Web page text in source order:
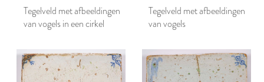
Tegelveld met afbeeldingen
van vogels in een cirkel
Tegelveld met afbeeldingen
van vogels